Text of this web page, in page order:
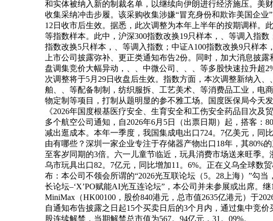
和实体被纳入新的制裁名单，以继续向伊朗进行经济施压。美
收集采纳冲击步履。该采购收集涉嫌“冒充身份和欺诈美国企
12日收市后生效。据悉，此次调整为本年上半年的按期调样。
等指数样本。此中，沪深300指数改换19只样本，、等调入指
指数改换5只样本，、等调入指数；中证A100指数改换9只样本
上市公司披露弥补、更正类通知布告2份。同时，加大消息披
盘调集竞价大幅异动，、、中微公司、、、等多股快速拉升超
次调整将于5月29日收盘后生效。指数方面，本次调整新纳入
舶、、等配备制制，纺织服拆、工艺美术、等消费品工业，电
物定制等项目，打制从题明显的参不雅工场。国度医保局今天
《2026年国度根基医疗安全、生育安全和工伤安全药品目次
多个航空公司通知，自2026年6月5日（出票日期）起，搭客：
减出逛成本。本年一季度，我国集成电出口724。7亿美元，同
由有哪些？深圳一家企业专注于存储器产物出口18年，其80%
至客岁同期的3倍。六一儿童节临近，玩具消费市场送来旺季
乌市玩具出口82。7亿元，同比增加11。6%。正在义乌全球数
布：本公司不领会所谓的“2026光互联论坛（5。28上海）”勾
长论坛–‘X’PO赋能AI光互连论坛”，本公司并未参展或出席。
MiniMax（HK00100，股价840港元，总市值2635亿港元）于
自通知布告披露之日起15个买卖日后的3个月内，通过集中竞
股连续解禁，当期解禁总市值为567。94亿元，31。09%。